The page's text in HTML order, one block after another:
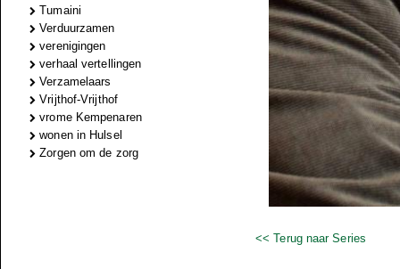
Tumaini
Verduurzamen
verenigingen
verhaal vertellingen
Verzamelaars
Vrijthof-Vrijthof
vrome Kempenaren
wonen in Hulsel
Zorgen om de zorg
<< Terug naar Series